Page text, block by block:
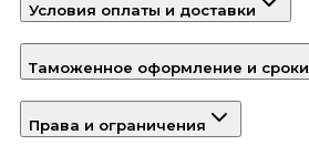
Условия оплаты и доставки
Таможенное оформление и сроки
Права и ограничения